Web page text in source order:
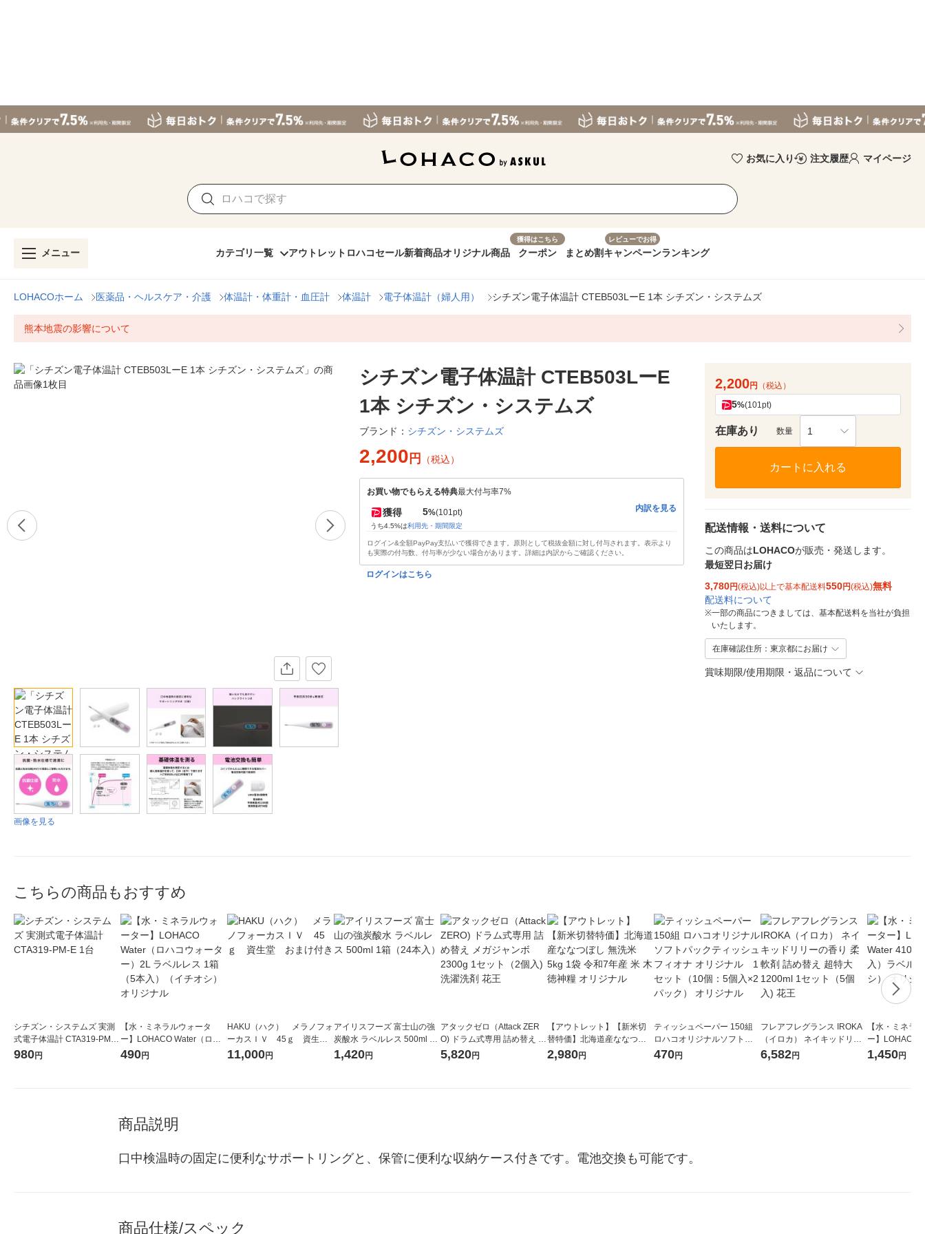
お気に入り 注文履歴 マイページ
メニュー カテゴリ一覧 アウトレット ロハコセール新着商品オリジナル商品
獲得はこちら
クーポン まとめ割
レビューでお得
キャンペーンランキング
LOHACOホーム 医薬品・ヘルスケア・介護 体温計・体重計・血圧計 体温計 電子体温計（婦人用） シチズン電子体温計 CTEB503LーE 1本 シチズン・システムズ
熊本地震の影響について
画像を見る
シチズン電子体温計 CTEB503LーE
1本 シチズン・システムズ
ブランド： シチズン・システムズ
2,200 円 （税込）
お買い物でもらえる特典最大付与率7%
獲得 5%(101pt)
うち4.5%は利用先・期間限定
内訳を見る
ログイン&全額PayPay支払いで獲得できます。原則として税抜金額に対し付与されます。表示より
も実際の付与数、付与率が少ない場合があります。詳細は内訳からご確認ください。
ログインはこちら
2,200円 （税込）
5%(101pt)
在庫あり 数量 1
カートに入れる
配送情報・送料について
この商品はLOHACOが販売・発送します。
最短翌日お届け
3,780円(税込)以上で基本配送料550円(税込)無料
配送料について
※一部の商品につきましては、基本配送料を当社が負担
いたします。
在庫確認住所：東京都にお届け
賞味期限/使用期限・返品について
こちらの商品もおすすめ
シチズン・システムズ 実測
式電子体温計 CTA319-PM-E
1台
980円
【水・ミネラルウォータ
ー】LOHACO Water（ロハ
コウォーター）2L ラベルレ
490円
HAKU（ハク） メラノフォ
ーカスＩＶ 45ｇ 資生
堂 おまけ付き
11,000円
アイリスフーズ 富士山の強
炭酸水 ラベルレス 500ml 1
箱（24本入）
1,420円
アタックゼロ（Attack ZER
O) ドラム式専用 詰め替え メ
ガジャンボ 2300g 1セット
（2個入) 洗濯洗剤 花王
5,820円
【アウトレット】【新米切
替特価】北海道産ななつぼ
し 無洗米 5kg 1袋 令和7年産
米 木徳神糧 オリジナル
2,980円
ティッシュペーパー 150組
ロハコオリジナルソフトパ
ックティッシュ フィオナ オ
470円
フレアフレグランス IROKA
（イロカ） ネイキッドリリ
ーの香り 柔軟剤 詰め替え 超
特大 1200ml 1セット（5個
6,582円
【水・ミネラ
ー】LOHACO
1箱（20本入
（イチオシ）
1,450円
商品説明
口中検温時の固定に便利なサポートリングと、保管に便利な収納ケース付きです。電池交換も可能です。
商品仕様/スペック